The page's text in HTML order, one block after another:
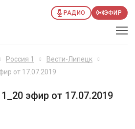
РАДИО ЭФИР
Россия 1
Вести-Липецк
от 17.07.2019
эфир от 17.07.2019